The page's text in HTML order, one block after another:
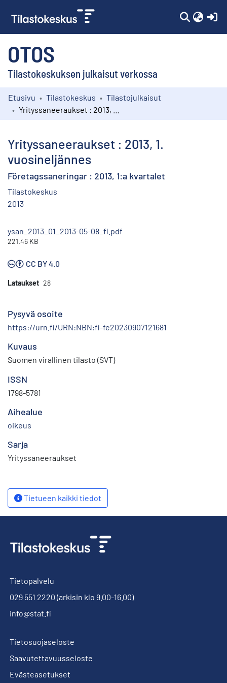
OTOS
Tilastokeskuksen julkaisut verkossa
Kokoelmat
Etusivu Tilastokeskus
Tilastojulkaisut
Yrityssaneeraukset : 2013, 1.
vuosineljännes
Företagssaneringar : 2013, 1:a kvartalet
Tilastokeskus
2013
ysan_2013_01_2013-05-08_fi.pdf
221.46 KB
CC BY 4.0
Lataukset 28
Pysyvä osoite
https://urn.fi/URN:NBN:fi-fe20230907121681
Kuvaus
Suomen virallinen tilasto (SVT)
ISSN
1798-5781
Aihealue
oikeus
Sarja
Yrityssaneeraukset
Tietueen kaikki tiedot
Tietopalvelu
029 551 2220 (arkisin klo 9.00-16.00)
info@stat.fi
Tietosuojaseloste
Saavutettavuusseloste
Evästeasetukset